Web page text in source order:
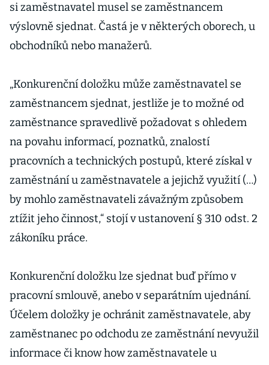
si zaměstnavatel musel se zaměstnancem
výslovně sjednat. Častá je v některých oborech, u
obchodníků nebo manažerů.
„Konkurenční doložku může zaměstnavatel se
zaměstnancem sjednat, jestliže je to možné od
zaměstnance spravedlivě požadovat s ohledem
na povahu informací, poznatků, znalostí
pracovních a technických postupů, které získal v
zaměstnání u zaměstnavatele a jejichž využití (…)
by mohlo zaměstnavateli závažným způsobem
ztížit jeho činnost,“ stojí v ustanovení § 310 odst. 2
zákoníku práce.
Konkurenční doložku lze sjednat buď přímo v
pracovní smlouvě, anebo v separátním ujednání.
Účelem doložky je ochránit zaměstnavatele, aby
zaměstnanec po odchodu ze zaměstnání nevyužil
informace či know how zaměstnavatele u